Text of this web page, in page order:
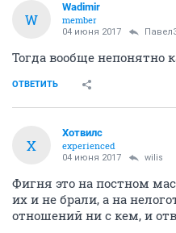
W
Wadimir
member
04 июня 2017
Тогда вообще непонятно
ОТВЕТИТЬ
Х
Хотвилс
experienced
04 июня 2017 wilis
Фигня это на постном
их и не брали, а на
отношений ни с кем, и